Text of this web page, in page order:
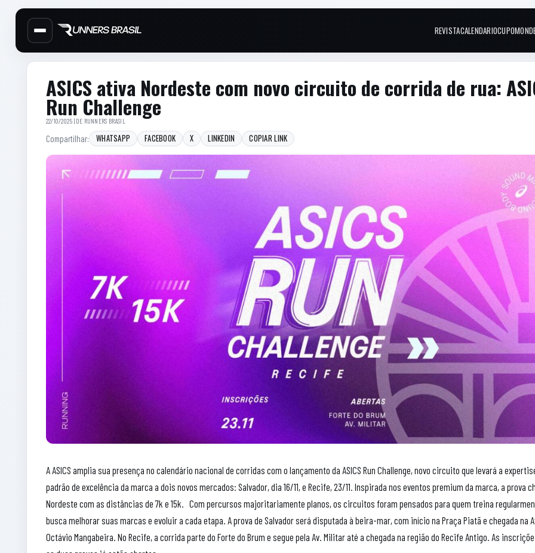
Cabecalho do site
Links do topo
REVISTACALENDARIOCUPOM
Menu lateral de secoes
Conteudo principal
Conteudo principal
ASICS ativa Nordeste com novo circuito de corrida de rua:
Run Challenge
22/10/2025 | DE RUNNERS BRASIL
Compartilhar: WHATSAPP FACEBOOK X LINKEDIN COPIAR LINK
A ASICS amplia sua presença no calendário nacional de corridas com o lançamento da ASICS Run Challenge, novo circuito que levará a
padrão de excelência da marca a dois novos mercados: Salvador, dia 16/11, e Recife, 23/11. Inspirada nos eventos premium da marca, a prova
Nordeste com as distâncias de 7k e 15k. Com percursos majoritariamente planos, os circuitos foram pensados para quem treina
busca melhorar suas marcas e evoluir a cada etapa. A prova de Salvador será disputada à beira-mar, com início na Praça Piatã e chegada na
Octávio Mangabeira. No Recife, a corrida parte do Forte do Brum e segue pela Av. Militar até a chegada na região do Recife Antigo. As
Barra lateral